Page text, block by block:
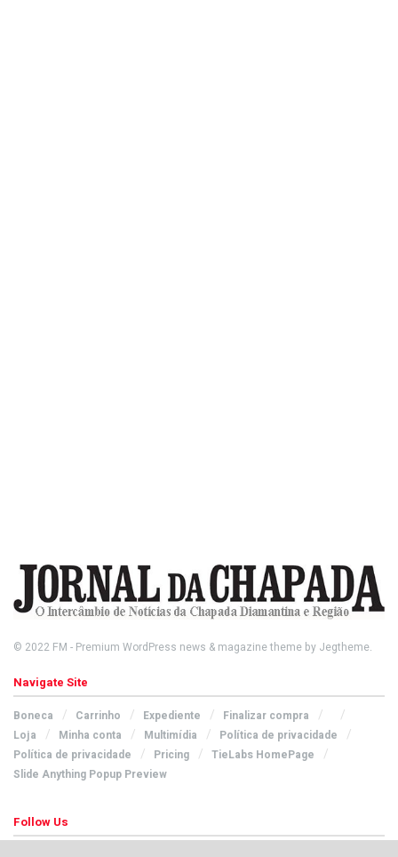
© 2022 FM - Premium WordPress news & magazine theme by Jegtheme.
Navigate Site
Boneca Carrinho Expediente
Finalizar compra
Loja
Minha conta Multimídia
Política de privacidade
Política de privacidade
Pricing
TieLabs HomePage
Slide Anything Popup Preview
Follow Us